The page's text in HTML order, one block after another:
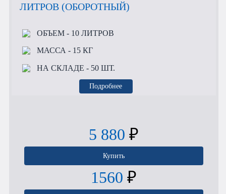
ЛИТРОВ (ОБОРОТНЫЙ)
ОБЪЕМ- 10 ЛИТРОВ
МАССА- 15 КГ
НА СКЛАДЕ - 50 ШТ.
Подробнее
5 880 ₽
Купить
1560 ₽